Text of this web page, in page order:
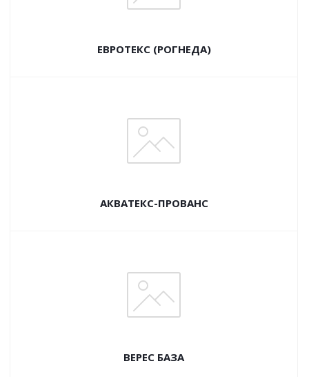
ЕВРОТЕКС (РОГНЕДА)
АКВАТЕКС-ПРОВАНС
ВЕРЕС БАЗА